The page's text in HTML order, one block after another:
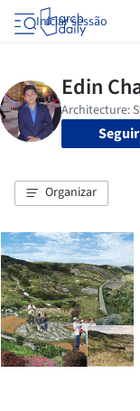
Iniciar sessão
Seguir
Organizar